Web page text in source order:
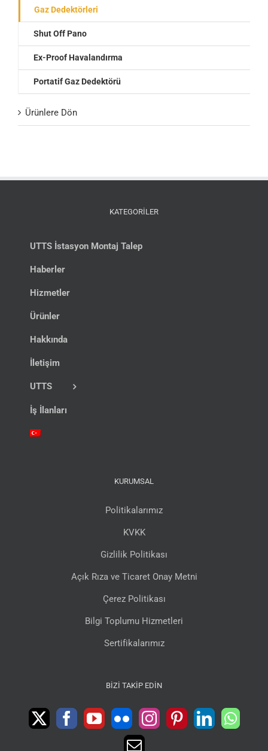
Gaz Dedektörleri
Shut Off Pano
Ex-Proof Havalandırma
Portatif Gaz Dedektörü
Ürünlere Dön
KATEGORİLER
UTTS İstasyon Montaj Talep
Haberler
Hizmetler
Ürünler
Hakkında
İletişim
UTTS
İş İlanları
KURUMSAL
Politikalarımız
KVKK
Gizlilik Politikası
Açık Rıza ve Ticaret Onay Metni
Çerez Politikası
Bilgi Toplumu Hizmetleri
Sertifikalarımız
BIZI TAKIP EDIN